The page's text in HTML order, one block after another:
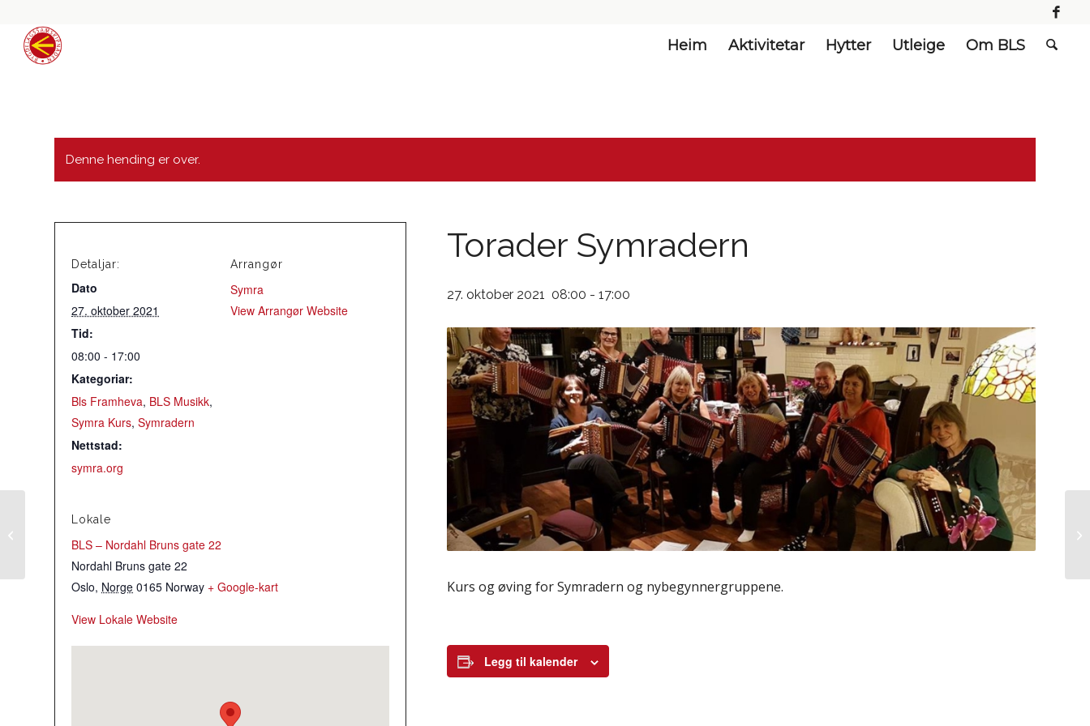
Heim Aktivitetar Hytter Utleige Om BLS
Denne hending er over.
Torader Symradern
27. oktober 2021 08:00 - 17:00
Kurs og øving for Symradern og nybegynnergruppene.
Legg til kalender
Detaljar:
Dato
27. oktober 2021
Tid:
08:00 - 17:00
Kategoriar:
Bls Framheva, BLS Musikk,
Symra Kurs, Symradern
Nettstad:
symra.org
Arrangør
Symra
View Arrangør Website
Lokale
BLS – Nordahl Bruns gate 22
Nordahl Bruns gate 22
Oslo, Norge 0165 Norway + Google-kart
View Lokale Website
BUL-Tysdagsøving:
Rørospols